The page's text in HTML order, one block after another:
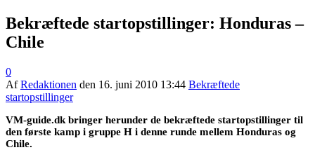
Bekræftede startopstillinger: Honduras –
Chile
0
AfRedaktionen den 16. juni 2010 13:44 Bekræftede
startopstillinger
VM-guide.dk bringer herunder de bekræftede startopstillinger til
den første kamp i gruppe H i denne runde mellem Honduras og
Chile.